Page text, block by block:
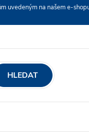
na našem e-
HLEDAT